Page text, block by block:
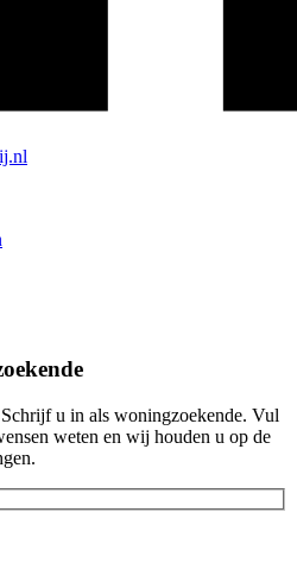
u in als woningzoekende. Vul
weten en wij houden u op de